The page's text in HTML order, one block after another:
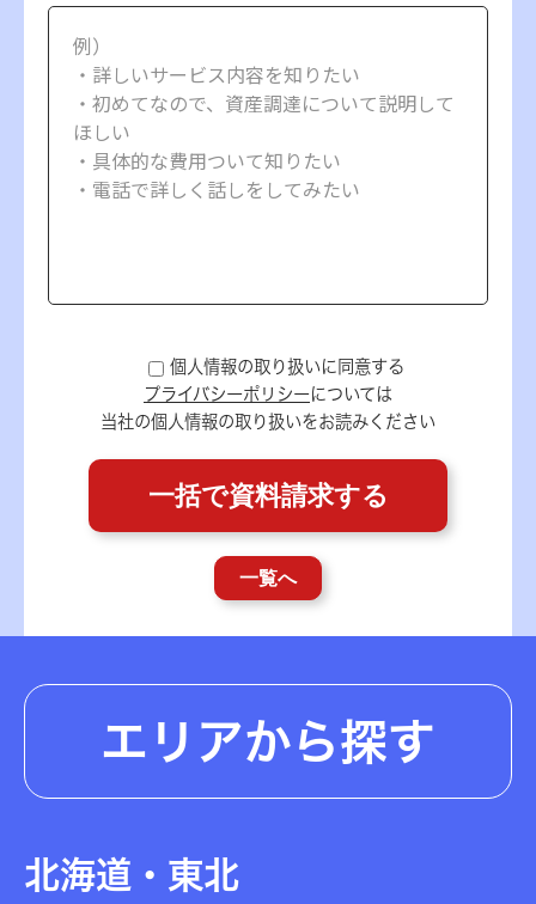
個人情報の取り扱いに同意する
プライバシーポリシーについては
当社の個人情報の取り扱いをお読みください
一覧へ
エリアから探す
北海道・東北